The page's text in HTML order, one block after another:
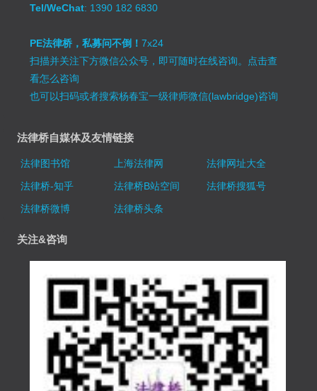
Tel/WeChat: 1390 182 6830
PE法律桥，私募问不倒！7x24
扫描并关注下方微信公众号，即可随时在线咨询。 点击查
看怎么咨询
也可以扫码或者搜索杨春宝一级律师微信(lawbridge)咨询
法律桥自媒体及友情链接
法律图书馆 上海法律网
法律网址大全
法律桥-知乎
法律桥B站空间
法律桥搜狐号
法律桥微博
法律桥头条
关注&咨询